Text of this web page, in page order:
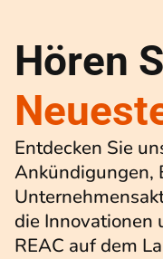
Hören
Entdecken Sie
Ankündigungen,
die Innovationen
REAC auf dem